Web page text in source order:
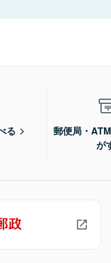
る
郵便局・
が